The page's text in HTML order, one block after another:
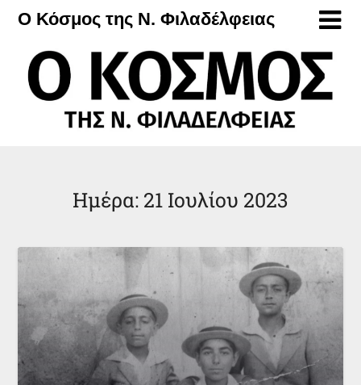
Μετάβαση
περιεχόμενο
Ο Κόσμος της Ν. Φιλαδέλφειας
Ημέρα: 21 Ιουλίου 2023